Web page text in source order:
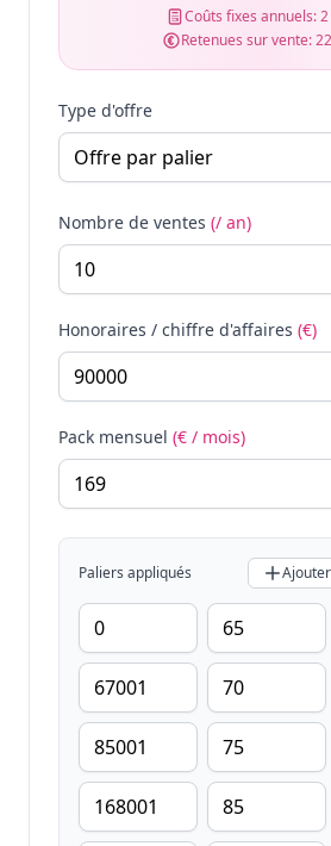
Coûts fixes annuels:
Retenues sur vente:
Type d'offre
Nombre de ventes (/ an)
Honoraires / chiffre d'affaires (€)
Pack mensuel (€ / mois)
Paliers appliqués Ajouter